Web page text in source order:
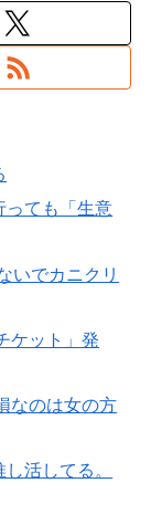
っても「生意
いでカニクリ
ケット」発
なのは女の方
活してる。